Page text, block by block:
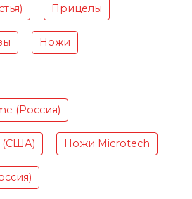
Прицелы
Ножи
(Россия)
(США) Ножи Microtech